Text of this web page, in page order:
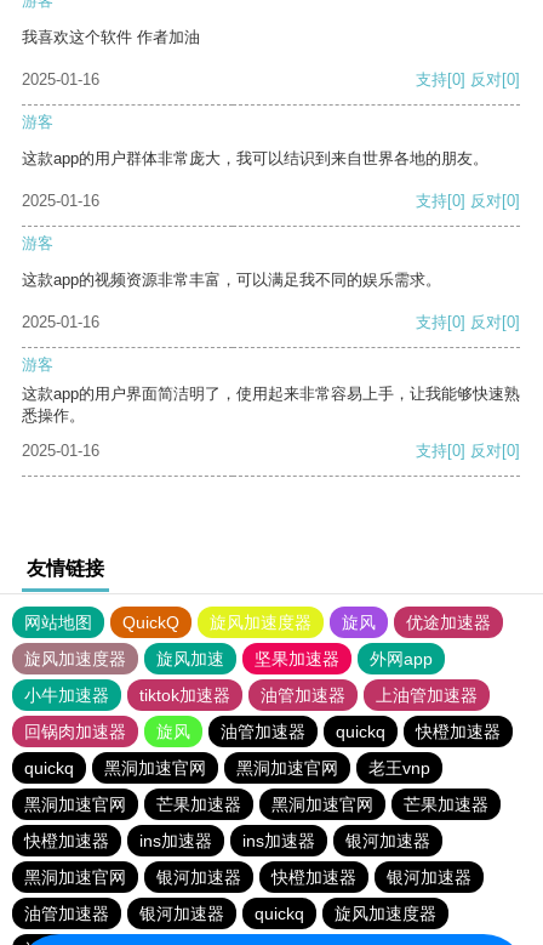
我喜欢这个软件 作者加油
2025-01-16 支持[0] 反对[0]
游客
这款app的用户群体非常庞大，我可以结识到来自世界各地的朋友。
2025-01-16 支持[0] 反对[0]
游客
这款app的视频资源非常丰富，可以满足我不同的娱乐需求。
2025-01-16 支持[0] 反对[0]
游客
这款app的用户界面简洁明了，使用起来非常容易上手，让我能够快速熟
悉操作。
2025-01-16
支持[0] 反对[0]
友情链接
网站地图 QuickQ 旋风加速度器 旋风
优途加速器
旋风加速度器
旋风加速 坚果加速器
外网app
小牛加速器
tiktok加速器 油管加速器
上油管加速器
回锅肉加速器
旋风 油管加速器 quickq
快橙加速器
quickq
黑洞加速官网 黑洞加速官网
老王vnp
黑洞加速官网
芒果加速器 黑洞加速官网
芒果加速器
快橙加速器
ins加速器 ins加速器
银河加速器
黑洞加速官网
银河加速器 快橙加速器
银河加速器
油管加速器
银河加速器 quickq
旋风加速度器